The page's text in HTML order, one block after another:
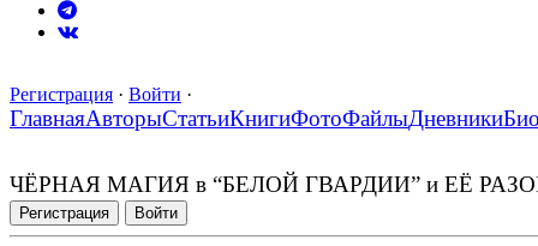
Регистрация · Войти ·
ГлавнаяАвторыСтатьиКнигиФотоФайлыДневники
ЧЁРНАЯ МАГИЯ в “БЕЛОЙ ГВАРДИИ” и ЕЁ
Регистрация Войти